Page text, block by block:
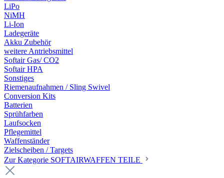
LiPo
NiMH
Li-Ion
Ladegeräte
Akku Zubehör
weitere Antriebsmittel
Softair Gas/ CO2
Softair HPA
Sonstiges
Riemenaufnahmen / Sling Swivel
Conversion Kits
Batterien
Sprühfarben
Laufsocken
Pflegemittel
Waffenständer
Zielscheiben / Targets
Zur Kategorie SOFTAIRWAFFEN TEILE